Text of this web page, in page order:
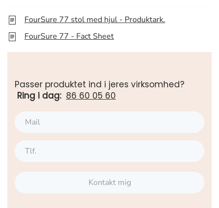
FourSure 77 stol med hjul - Produktark.
FourSure 77 - Fact Sheet
Passer produktet ind i jeres virksomhed?
Ring i dag: 86 60 05 60
Kontakt mig